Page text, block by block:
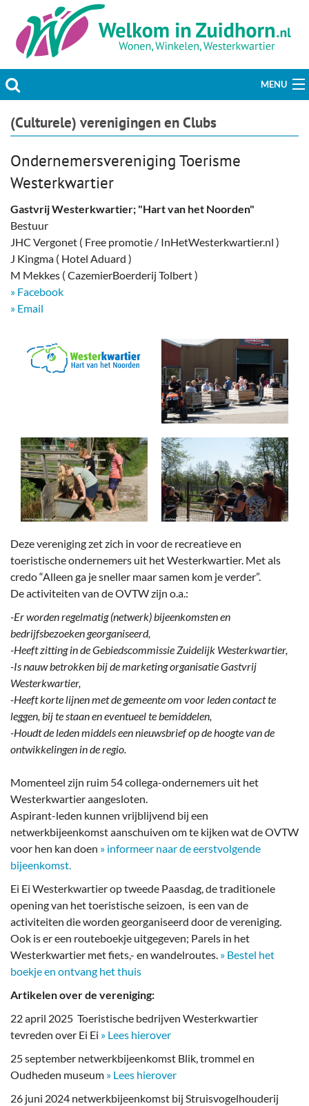
MENU
Actueel
Welzijn & Maatschappij
Bedrijven
Prikbord & Aanbiedingen
Plaats bericht
(Culturele) verenigingen en Clubs
Ondernemersvereniging Toerisme
Westerkwartier
Gastvrij Westerkwartier; "Hart van het Noorden"
Bestuur
JHC Vergonet ( Free promotie / InHetWesterkwartier.nl )
J Kingma ( Hotel Aduard )
M Mekkes ( CazemierBoerderij Tolbert )
» Facebook
» Email
Deze vereniging zet zich in voor de recreatieve en
toeristische ondernemers uit het Westerkwartier. Met als
credo “Alleen ga je sneller maar samen kom je verder”.
De activiteiten van de OVTW zijn o.a.:
-Er worden regelmatig (netwerk) bijeenkomsten en
bedrijfsbezoeken georganiseerd,
-Heeft zitting in de Gebiedscommissie Zuidelijk Westerkwartier,
-Is nauw betrokken bij de marketing organisatie Gastvrij
Westerkwartier,
-Heeft korte lijnen met de gemeente om voor leden contact te
leggen, bij te staan en eventueel te bemiddelen,
-Houdt de leden middels een nieuwsbrief op de hoogte van de
ontwikkelingen in de regio.
Momenteel zijn ruim 54 collega-ondernemers uit het
Westerkwartier aangesloten.
Aspirant-leden kunnen vrijblijvend bij een
netwerkbijeenkomst aanschuiven om te kijken wat de OVTW
voor hen kan doen » informeer naar de eerstvolgende
bijeenkomst.
Ei Ei Westerkwartier op tweede Paasdag, de traditionele
opening van het toeristische seizoen, is een van de
activiteiten die worden georganiseerd door de vereniging.
Ook is er een routeboekje uitgegeven; Parels in het
Westerkwartier met fiets,- en wandelroutes. » Bestel het
boekje en ontvang het thuis
Artikelen over de vereniging:
22 april 2025 Toeristische bedrijven Westerkwartier
tevreden over Ei Ei » Lees hierover
25 september netwerkbijeenkomst Blik, trommel en
Oudheden museum » Lees hierover
26 juni 2024 netwerkbijeenkomst bij Struisvogelhouderij